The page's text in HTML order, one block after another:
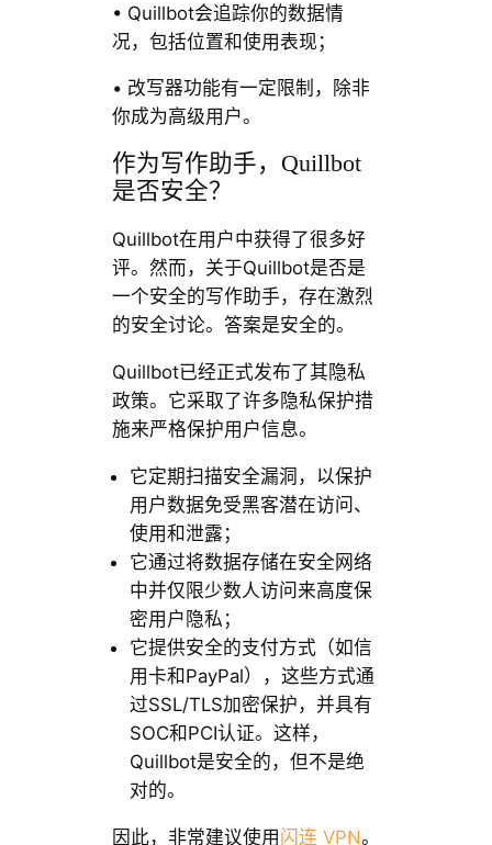
• Quillbot会追踪你的数据情
况，包括位置和使用表现；
• 改写器功能有一定限制，除非
你成为高级用户。
作为写作助手，Quillbot
是否安全？
Quillbot在用户中获得了很多好
评。然而，关于Quillbot是否是
一个安全的写作助手，存在激烈
的安全讨论。答案是安全的。
Quillbot已经正式发布了其隐私
政策。它采取了许多隐私保护措
施来严格保护用户信息。
它定期扫描安全漏洞，以保护
用户数据免受黑客潜在访问、
使用和泄露；
它通过将数据存储在安全网络
中并仅限少数人访问来高度保
密用户隐私；
它提供安全的支付方式（如信
用卡和PayPal），这些方式通
过SSL/TLS加密保护，并具有
SOC和PCI认证。这样，
Quillbot是安全的，但不是绝
对的。
因此，非常建议使用闪连 VPN。